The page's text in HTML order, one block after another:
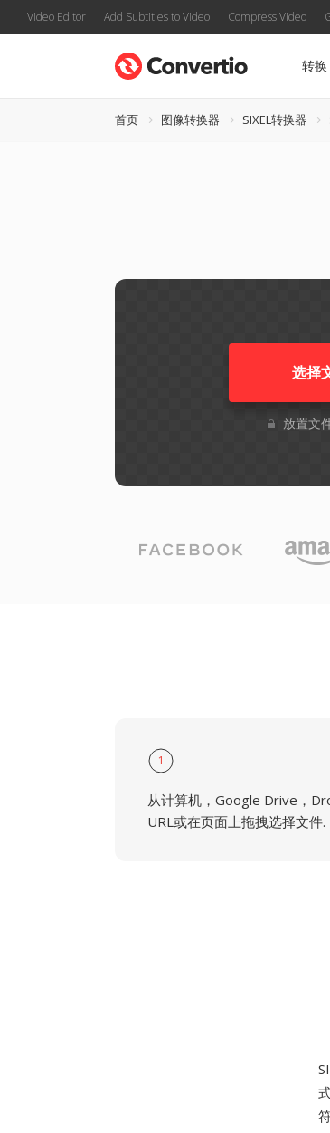
Video Editor Add Subtitles to Video Compress Video
转换
首页 图像转换器 SIXEL转换器
选择
放置文
1
从计算机，Google Drive，
URL或在页面上拖拽选择文件.